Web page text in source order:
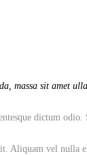
massa sit amet
dictum
Aliquam vel nulla